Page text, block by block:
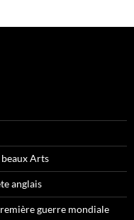
Arts
anglais
guerre mondiale